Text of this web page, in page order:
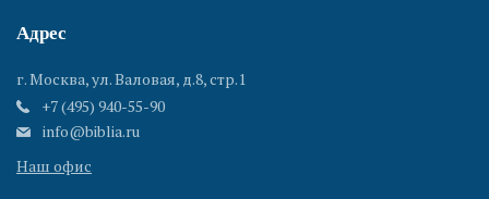
Адрес
г. Москва, ул. Валовая, д.8, стр.1
+7 (495) 940-55-90
info@biblia.ru
Наш офис